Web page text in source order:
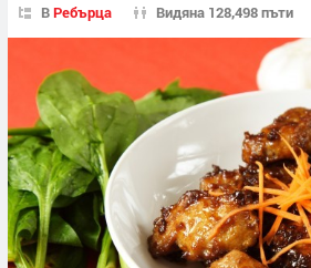
ВРебърца Видяна 128,498 пъти